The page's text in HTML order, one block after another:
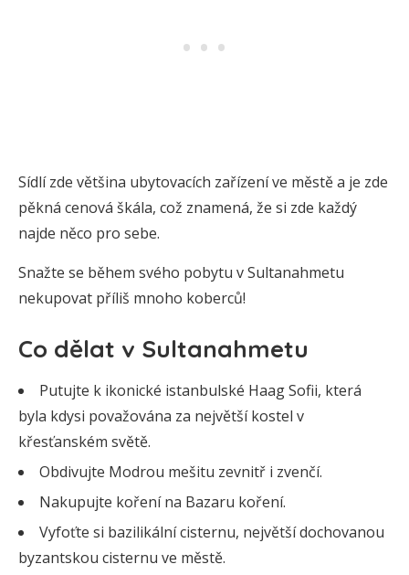
Sídlí zde většina ubytovacích zařízení ve městě a je zde
pěkná cenová škála, což znamená, že si zde každý
najde něco pro sebe.
Snažte se během svého pobytu v Sultanahmetu
nekupovat příliš mnoho koberců!
Co dělat v Sultanahmetu
Putujte k ikonické istanbulské Haag Sofii, která
byla kdysi považována za největší kostel v
křesťanském světě.
Obdivujte Modrou mešitu zevnitř i zvenčí.
Nakupujte koření na Bazaru koření.
Vyfoťte si bazilikální cisternu, největší dochovanou
byzantskou cisternu ve městě.